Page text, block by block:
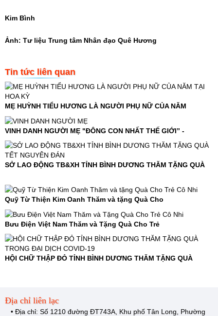
Kim Bình
Ảnh: Tư liệu Trung tâm Nhân đạo Quê Hương
Tin tức liên quan
MẸ HUỲNH TIỂU HƯƠNG LÀ NGƯỜI PHỤ NỮ CỦA NĂM
VINH DANH NGƯỜI MẸ "ĐÔNG CON NHẤT THẾ GIỚI” -
SỞ LAO ĐỘNG TB&XH TỈNH BÌNH DƯƠNG THĂM TẶNG QUÀ
Quỹ Từ Thiện Kim Oanh Thăm và tặng Quà Cho
Bưu Điện Việt Nam Thăm và Tặng Quà Cho Trẻ
HỘI CHỮ THẬP ĐỎ TỈNH BÌNH DƯƠNG THĂM TẶNG QUÀ
Địa chỉ liên lạc
• Địa chỉ: Số 1210 đường ĐT743A, Khu phố Tân Long, Phường